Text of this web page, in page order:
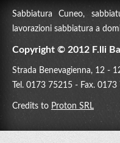
Sabbiatura Cuneo,
lavorazioni sabbiatura a
Copyright © 2012 F.lli
Strada Benevagienna, 12 -
Tel. 0173 75215 - Fax.
Credits to Proton SRL